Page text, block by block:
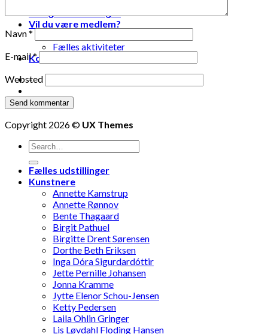
Vil du være medlem?
Fælles aktiviteter
Kontakt os
-
-
Navn*
E-mail*
Websted
Copyright 2026 © UX Themes
Fælles udstillinger
Kunstnere
Annette Kamstrup
Annette Rønnov
Bente Thagaard
Birgit Pathuel
Birgitte Drent Sørensen
Dorthe Beth Eriksen
Inga Dóra Sigurdardóttir
Jette Pernille Johansen
Jonna Kramme
Jytte Elenor Schou-Jensen
Ketty Pedersen
Laila Ohlin Gringer
Lis Løvdahl Floding Hansen